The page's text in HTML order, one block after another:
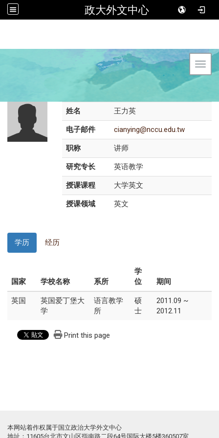
政大外文中心
姓名 王力英
电子邮件 cianying@nccu.edu.tw
职称 讲师
研究专长 英语教学
授课课程 大学英文
授课领域 英文
学历 经历
国家 学校名称 系所
学
位
期间
英国
英国爱丁堡大
学
语言教学
所
硕
士
2011.09 ~
2012.11
Print this page
本网站着作权属于国立政治大学外文中心
地址：11605台北市文山区指南路二段64号国际大楼5楼360507室